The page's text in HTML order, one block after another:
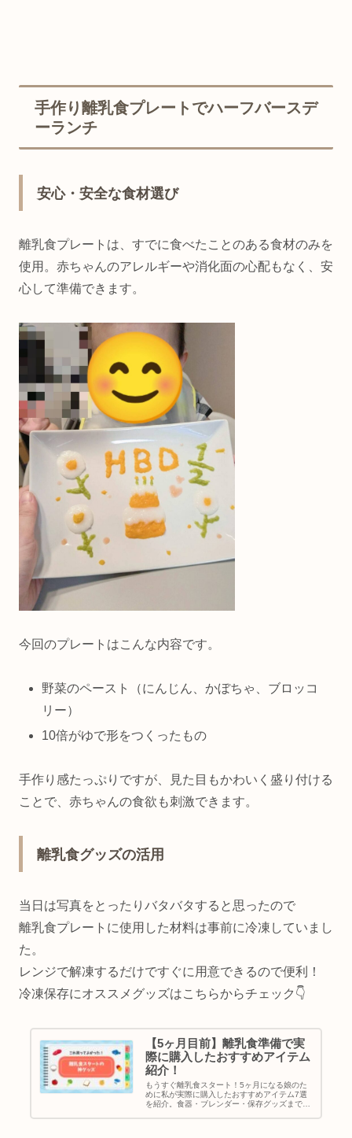
手作り離乳食プレートでハーフバースデ
ーランチ
安心・安全な食材選び
離乳食プレートは、すでに食べたことのある食材のみを
使用。赤ちゃんのアレルギーや消化面の心配もなく、安
心して準備できます。
今回のプレートはこんな内容です。
野菜のペースト（にんじん、かぼちゃ、ブロッコ
リー）
10倍がゆで形をつくったもの
手作り感たっぷりですが、見た目もかわいく盛り付ける
ことで、赤ちゃんの食欲も刺激できます。
離乳食グッズの活用
当日は写真をとったりバタバタすると思ったので
離乳食プレートに使用した材料は事前に冷凍していまし
た。
レンジで解凍するだけですぐに用意できるので便利！
冷凍保存にオススメグッズはこちらからチェック👇️
【5ヶ月目前】離乳食準備で実
際に購入したおすすめアイテム
紹介！
もうすぐ離乳食スタート！5ヶ月になる娘のた
めに私が実際に購入したおすすめアイテム7選
を紹介。食器・ブレンダー・保存グッズまで、